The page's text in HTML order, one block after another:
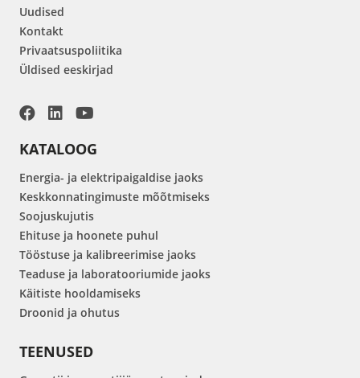
Uudised
Kontakt
Privaatsuspoliitika
Üldised eeskirjad
KATALOOG
Energia- ja elektripaigaldise jaoks
Keskkonnatingimuste mõõtmiseks
Soojuskujutis
Ehituse ja hoonete puhul
Tööstuse ja kalibreerimise jaoks
Teaduse ja laboratooriumide jaoks
Käitiste hooldamiseks
Droonid ja ohutus
TEENUSED